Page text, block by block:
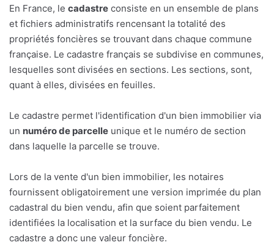
En France, le cadastre consiste en un ensemble de plans
et fichiers administratifs rencensant la totalité des
propriétés foncières se trouvant dans chaque commune
française. Le cadastre français se subdivise en communes,
lesquelles sont divisées en sections. Les sections, sont,
quant à elles, divisées en feuilles.
Le cadastre permet l'identification d'un bien immobilier via
un numéro de parcelle unique et le numéro de section
dans laquelle la parcelle se trouve.
Lors de la vente d'un bien immobilier, les notaires
fournissent obligatoirement une version imprimée du plan
cadastral du bien vendu, afin que soient parfaitement
identifiées la localisation et la surface du bien vendu. Le
cadastre a donc une valeur foncière.